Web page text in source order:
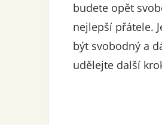
budete opět
nejlepší přátele.
být svobodný a
udělejte další